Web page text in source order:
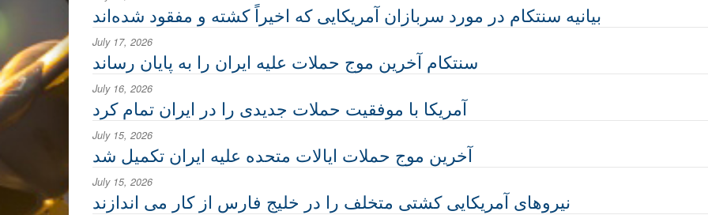
بیانیه سنتکام در مورد سربازان آمریکایی که اخیراً کشته و مفقود شده‌اند
July 17, 2026
سنتکام آخرین موج حملات علیه ایران را به پایان رساند
July 16, 2026
آمریکا با موفقیت حملات جدیدی را در ایران تمام کرد
July 15, 2026
آخرین موج حملات ایالات متحده علیه ایران تکمیل شد
July 15, 2026
نیروهای آمریکایی کشتی متخلف را در خلیج فارس از کار می اندازند